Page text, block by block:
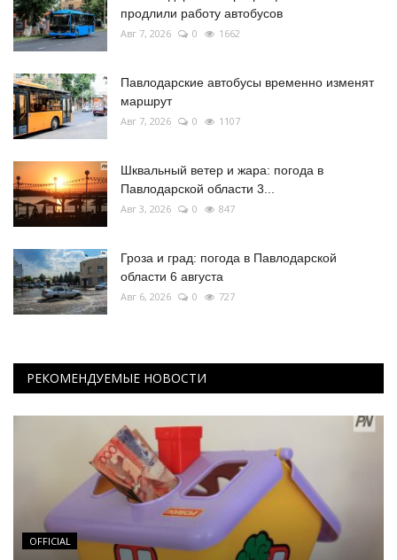
продлили работу автобусов
Авг 7, 2026 0 1662
Павлодарские автобусы временно изменят
маршрут
Авг 7, 2026 0 1107
Шквальный ветер и жара: погода в
Павлодарской области 3...
Авг 3, 2026 0 847
Гроза и град: погода в Павлодарской
области 6 августа
Авг 6, 2026 0 727
РЕКОМЕНДУЕМЫЕ НОВОСТИ
OFFICIAL